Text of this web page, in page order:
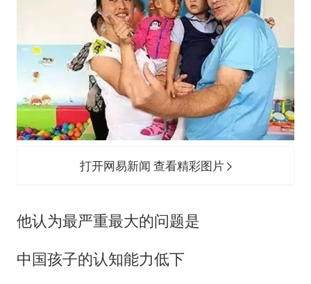
打开网易新闻 查看精彩图片
他认为最严重最大的问题是
中国孩子的认知能力低下